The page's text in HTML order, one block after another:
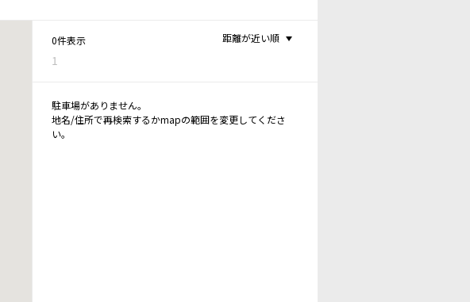
0件表示
1
距離が近い順
駐車場がありません。
地名/住所で再検索するかmapの範囲を変更してくださ
い。